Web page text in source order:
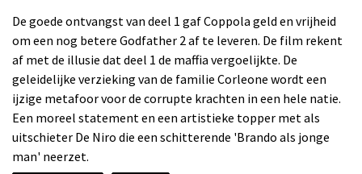
De goede ontvangst van deel 1 gaf Coppola geld en vrijheid
om een nog betere Godfather 2 af te leveren. De film rekent
af met de illusie dat deel 1 de maffia vergoelijkte. De
geleidelijke verzieking van de familie Corleone wordt een
ijzige metafoor voor de corrupte krachten in een hele natie.
Een moreel statement en een artistieke topper met als
uitschieter De Niro die een schitterende 'Brando als jonge
man' neerzet.